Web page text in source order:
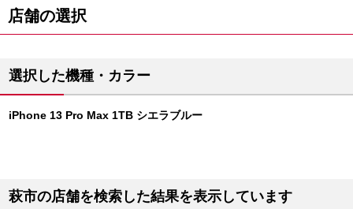
店舗の選択
選択した機種・カラー
iPhone 13 Pro Max 1TB シエラブルー
萩市の店舗を検索した結果を表示しています